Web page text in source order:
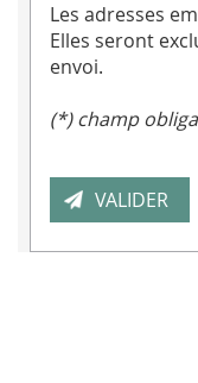
Les adresses
Elles seront
envoi.
(*) champ